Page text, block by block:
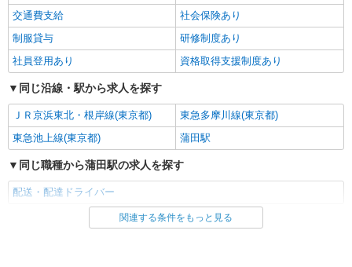
交通費支給
社会保険あり
制服貸与
研修制度あり
社員登用あり
資格取得支援制度あり
同じ沿線・駅から求人を探す
ＪＲ京浜東北・根岸線(東京都)
東急多摩川線(東京都)
東急池上線(東京都)
蒲田駅
同じ職種から蒲田駅の求人を探す
配送・配達ドライバー
同じ雇用形態から蒲田駅の求人を探す
関連する条件をもっと見る